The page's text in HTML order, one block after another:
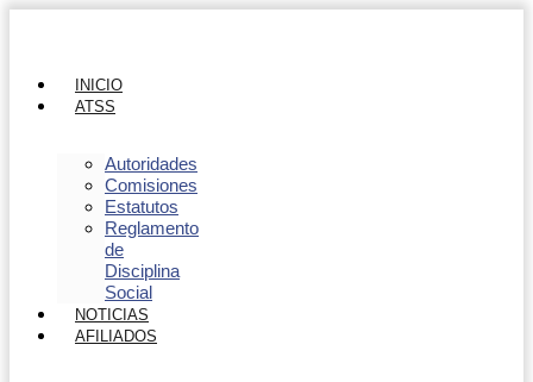
INICIO
ATSS
Autoridades
Comisiones
Estatutos
Reglamento
de
Disciplina
Social
NOTICIAS
AFILIADOS